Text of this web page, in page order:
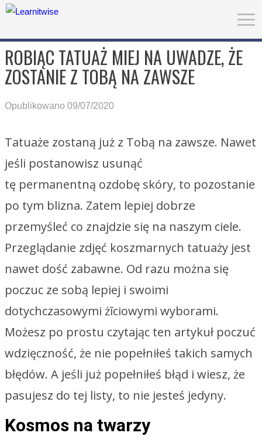
ROBIĄC TATUAŻ MIEJ NA UWADZE, ŻE
ZOSTANIE Z TOBĄ NA ZAWSZE
Opublikowano 09/07/2020
Tatuaże zostaną już z Tobą na zawsze. Nawet
jeśli postanowisz usunąć
tę permanentną ozdobę skóry, to pozostanie
po tym blizna. Zatem lepiej dobrze
przemyśleć co znajdzie się na naszym ciele.
Przeglądanie zdjęć koszmarnych tatuaży jest
nawet dość zabawne. Od razu można się
poczuc ze sobą lepiej i swoimi
dotychczasowymi żīciowymi wyborami.
Możesz po prostu czytając ten artykuł poczuć
wdzięczność, że nie popełniłeś takich samych
błędów. A jeśli już popełniłeś błąd i wiesz, że
pasujesz do tej listy, to nie jesteś jedyny.
Kosmos na twarzy